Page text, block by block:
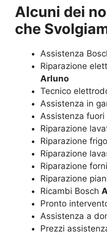
Alcuni dei
che
Assistenza
Riparazione
Arluno
Tecnico
Assistenza in
Assistenza fuori
Riparazione
Riparazione
Riparazione
Riparazione
Riparazione
Ricambi Bosch
Pronto
Assistenza a
Prezzi